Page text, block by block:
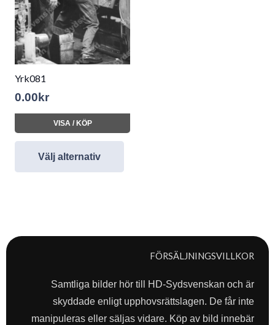
Yrk081
0.00 kr
VISA / KÖP
Välj alternativ
FÖRSÄLJNINGSVILLKOR
Samtliga bilder hör till HD-Sydsvenskan och är
skyddade enligt upphovsrättslagen. De får inte
manipuleras eller säljas vidare. Köp av bild innebär